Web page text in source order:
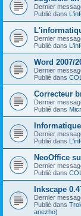
Dernier
Publié dans
Dernier
Publié dans
Word 2007/
Dernier
Publié dans
Correcteur
Dernier
Publié dans
Dernier
Publié dans
NeoOffice
Dernier
Publié dans
Inkscape
Dernier
Publié dans
anezho)